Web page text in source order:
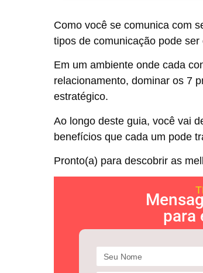
Como você se comunica com
tipos de comunicação pode
Em um ambiente onde cada
relacionamento, dominar os 7
estratégico.
Ao longo deste guia, você vai
benefícios que cada um pode
Pronto(a) para descobrir as
para